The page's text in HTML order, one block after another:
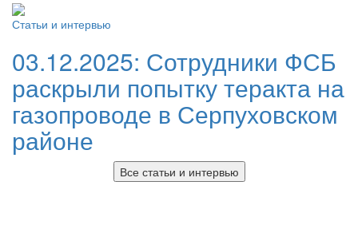
Статьи и интервью
03.12.2025: Сотрудники ФСБ
раскрыли попытку теракта на
газопроводе в Серпуховском
районе
Все статьи и интервью